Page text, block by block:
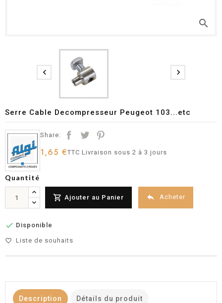
search
 
Serre Cable Decompresseur Peugeot 103...etc
Share:
1,65 €TTCLivraison sous 2 à 3 jours
Quantité
 Ajouter au Panier  Acheter
 Disponible
favorite_border Liste de souhaits
Description Détails du produit